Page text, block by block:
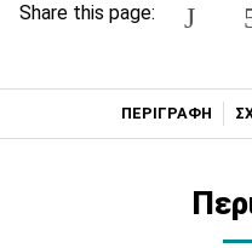
Share this page:
ΠΕΡΙΓΡΑΦΗ